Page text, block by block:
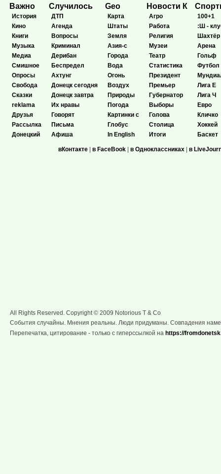
Важно
История
Кино
Книги
Музыка
Медиа
Смишное
Опросы
Свобода
Сказки
reklama
Друзья
Рассылка
Донецкий
Случилось
ДТП
Агенда
Вопросы
Криминал
Дерибан
Беспредел
Ахтунг
Донецк сегодня
Донецк завтра
Их нравы
Говорят
Письма
Афиша
Geo
Карта
Штаты
Земля
Азия-с
Города
Вода
Огонь
Воздух
Природы
Погода
Картинки с
Глобус
In English
Новости К
Агро
Работа
Религия
Музеи
Театр
Статистика
Президент
Премьер
Губернатор
Выборы
Голова
Столица
Итоги
100+1
:Ш -
Шахтёр
Арена
Гольф
Футбол
Лига Е
Лига Ч
Евро
Кличко
Хоккей
Баскет
вКонтакте | в FaceBook | в Одноклассниках | в
All Rights Reserved. Copyright © 2009 Notorious T & Co
События случайны. Мнения реальны. Люди придуманы. Совпадения
Перепечатка, цитирование - только с гиперссылкой на https://